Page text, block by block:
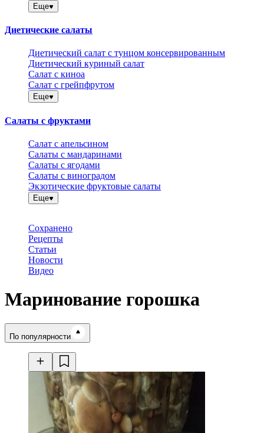
Еще
Диетические салаты
Диетический салат с тунцом консервированным
Диетический куриный салат
Салат с киноа
Салат с грейпфрутом
Еще
Салаты с фруктами
Салат с апельсином
Салаты с мандаринами
Салаты с ягодами
Салаты с виноградом
Экзотические фруктовые салаты
Еще
Сохранено
Рецепты
Статьи
Новости
Видео
Маринование горошка
Время готовки
По популярности